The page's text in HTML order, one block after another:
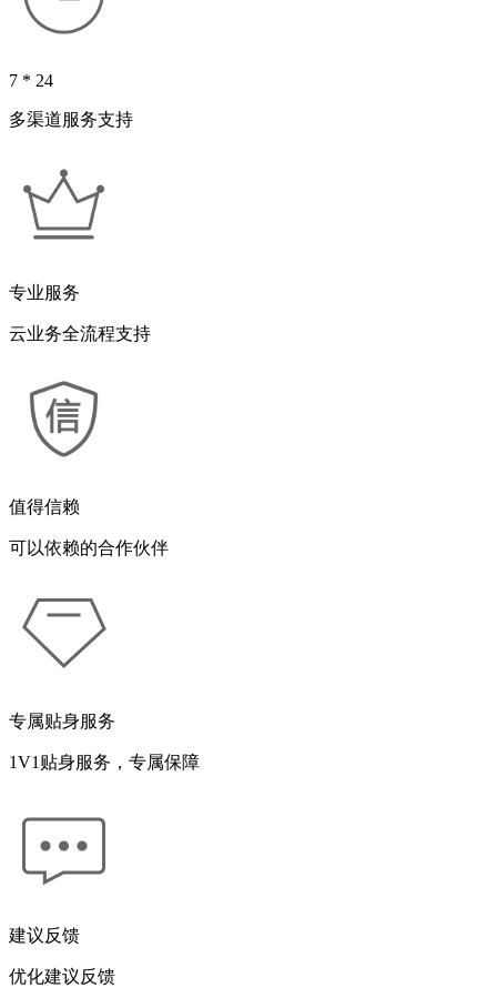
7 * 24
多渠道服务支持
专业服务
云业务全流程支持
值得信赖
可以依赖的合作伙伴
专属贴身服务
1V1贴身服务，专属保障
建议反馈
优化建议反馈